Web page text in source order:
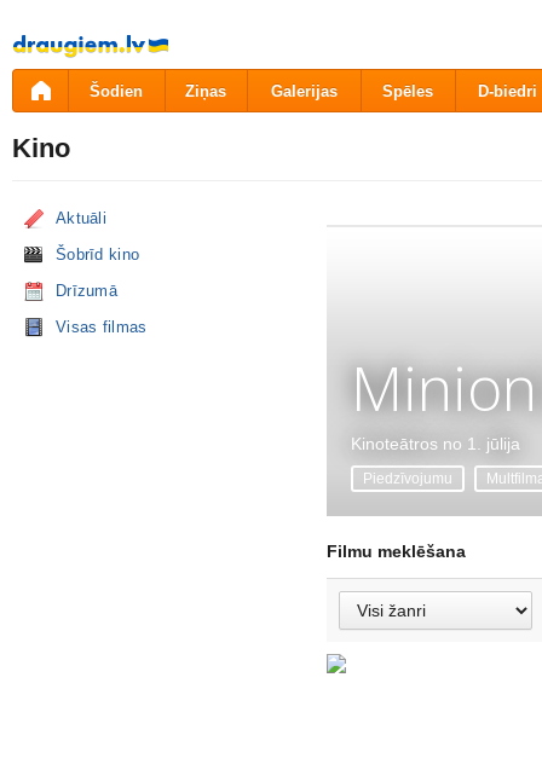
Pāriet
uz
saturu
Šodien Ziņas Galerijas Spēles D-biedri
Kino
Aktuāli
Šobrīd kino
Drīzumā
Visas filmas
Kinoteātros no 1. jūlija
Piedzīvojumu
Filmu meklēšana